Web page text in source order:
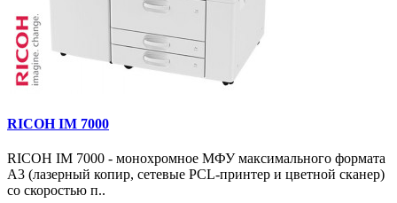
RICOH IM 7000
RICOH IM 7000 - монохромное МФУ максимального формата
А3 (лазерный копир, сетевые PCL-принтер и цветной сканер)
со скоростью п..